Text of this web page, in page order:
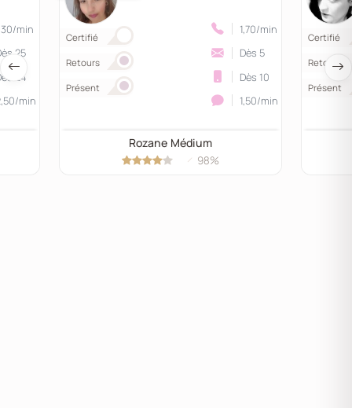
min
25
24
min
Certifié
Retours
Présent
1,70/min
Dès 5
Dès 10
1,50/min
Rozane Médium
98%
Certifié
Retours
Présent